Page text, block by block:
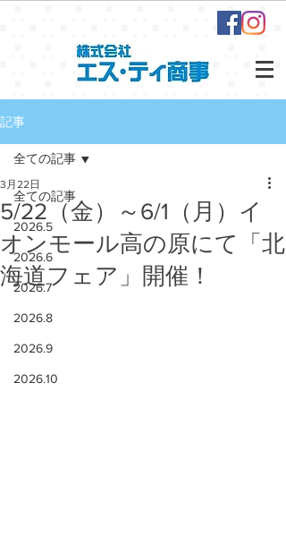
記事
全ての記事
2026.5
2026.6
2026.7
2026.8
2026.9
2026.10
全ての記事
5/22（金）～6/1（月）イ
オンモール高の原にて「北
海道フェア」開催！
3月22日